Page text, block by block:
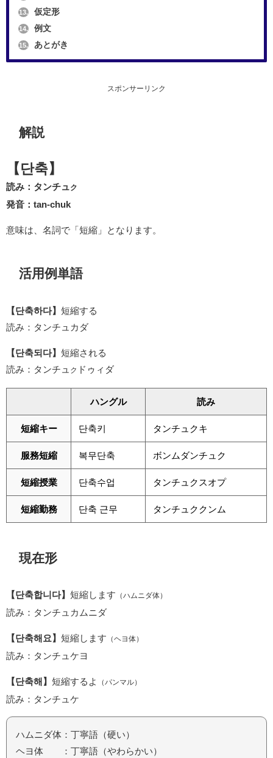
13. 仮定形
14. 例文
15. あとがき
スポンサーリンク
解説
【단축】
読み：タンチュク
発音：tan-chuk
意味は、名詞で「短縮」となります。
活用例単語
【단축하다】 短縮する
読み：タンチュカダ
【단축되다】 短縮される
読み：タンチュ ク ドゥィダ
ハングル 読み
短縮キー 단축키 タンチュクキ
服務短縮 복무단축 ボンムダンチュク
短縮授業 단축수업 タンチュクスオプ
短縮勤務 단축 근무 タンチュククンム
現在形
【단축합니다】 短縮します （ハムニダ体）
読み：タンチュカムニダ
【단축해요】 短縮します （ヘヨ体）
読み：タンチュケヨ
【단축해】 短縮するよ （パンマル）
読み：タンチュケ
ハムニダ体：丁寧語（硬い）
ヘヨ体 ：丁寧語（やわらかい）